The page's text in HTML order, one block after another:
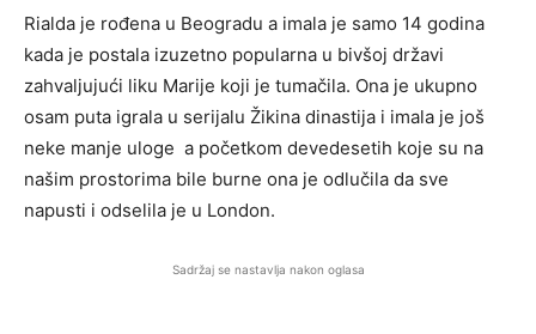
Rialda je rođena u Beogradu a imala je samo 14 godina
kada je postala izuzetno popularna u bivšoj državi
zahvaljujući liku Marije koji je tumačila. Ona je ukupno
osam puta igrala u serijalu Žikina dinastija i imala je još
neke manje uloge a početkom devedesetih koje su na
našim prostorima bile burne ona je odlučila da sve
napusti i odselila je u London.
Sadržaj se nastavlja nakon oglasa